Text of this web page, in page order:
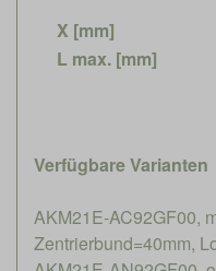
X [mm]
L max. [mm]
Verfügbare Varianten
AKM21E-AC92GF00,
Zentrierbund=40mm,